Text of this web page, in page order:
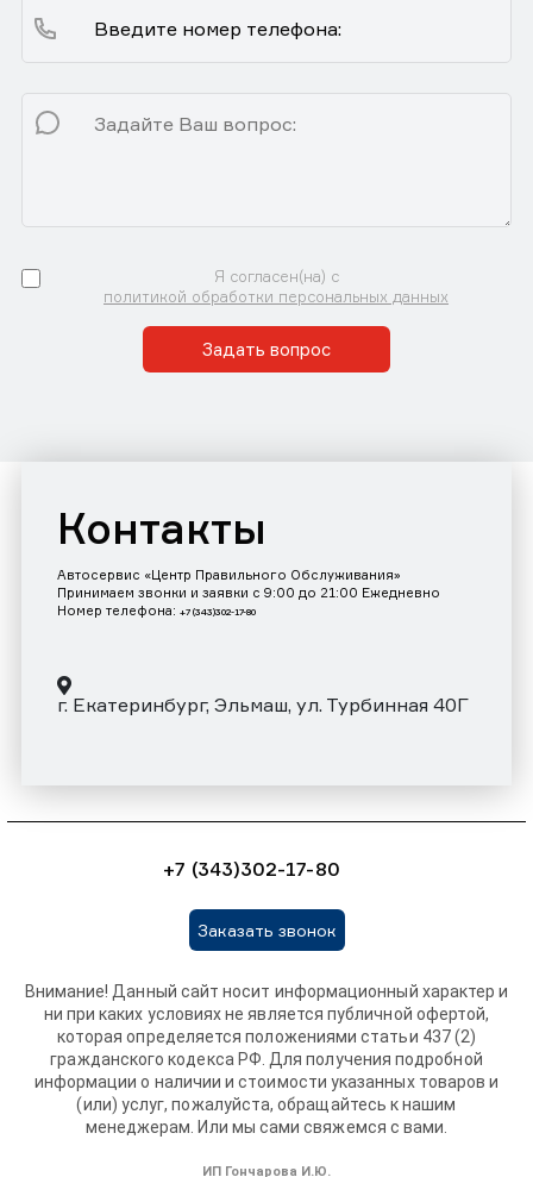
Я согласен(на) с
политикой обработки персональных данных
Задать вопрос
Контакты
Автосервис «Центр Правильного Обслуживания»
Принимаем звонки и заявки с 9:00 до 21:00 Ежедневно
Номер телефона: +7 (343)302-17-80
г. Екатеринбург, Эльмаш, ул. Турбинная 40Г
+7 (343)302-17-80
Заказать звонок
Внимание! Данный сайт носит информационный характер и
ни при каких условиях не является публичной офертой,
которая определяется положениями статьи 437 (2)
гражданского кодекса РФ. Для получения подробной
информации о наличии и стоимости указанных товаров и
(или) услуг, пожалуйста, обращайтесь к нашим
менеджерам. Или мы сами свяжемся с вами.
ИП Гончарова И.Ю.